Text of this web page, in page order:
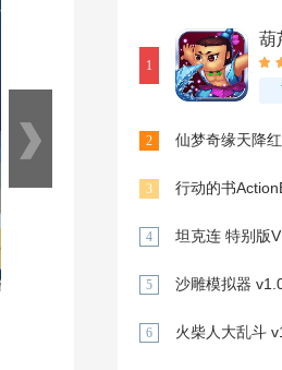
1
葫
2
仙梦奇缘天降
3 行动的书
4 坦克连 特别版
5 沙雕模拟器
6 火柴人大乱斗